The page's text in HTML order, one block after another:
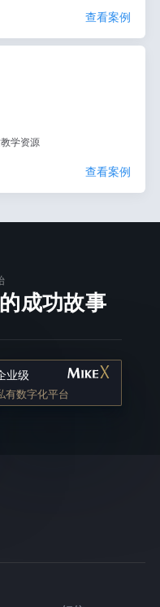
查看案例
学资源
查看案例
成功故事
业级
有数字化平台